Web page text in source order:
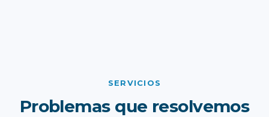
SERVICIOS
Problemas que resolvemos